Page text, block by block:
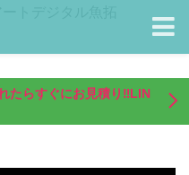
トデジタル魚拓
たらすぐにお見積り‼️LIN